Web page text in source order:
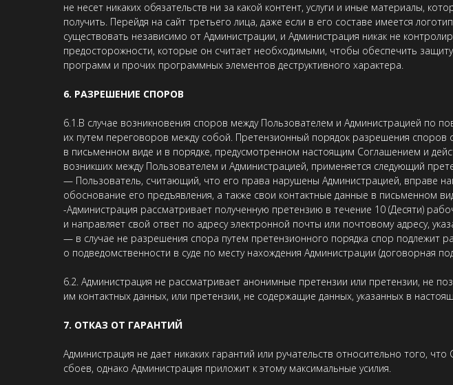
не несет никаких обязательств ни за какой контент, услуги и иные материалы,
получить. Перейдя на сайт третьего лица, даже если в его составе имеется
существовать независимо от Администрации, и Администрация никак не
предосторожности, которые он считает необходимыми, чтобы обеспечить
программ и прочих программных элементов деструктивного характера.
6. РАЗРЕШЕНИЕ СПОРОВ
6.1.В случае возникновения споров между Пользователем и Администрацией по
их путем переговоров между собой. Претензионный порядок разрешения
в письменном виде и в порядке, предусмотренном настоящим Соглашением и
возникших между Пользователем и Администрацией, применяется следующий
— Пользователь, считающий, что его права нарушены Администрацией, вправе
обоснование его предъявления, а также свои контактные данные в письменном
-Администрация рассматривает полученную претензию в течение 10 (Десяти)
и направляет свой ответ по адресу электронной почты или почтовому адресу,
— в случае не разрешения спора путем претензионного порядка спор подлежит
о подведомственности в суде по месту нахождения Администрации (договорная
6.2. Администрация не рассматривает анонимные претензии или претензии, не
им контактных данных, или претензии, не содержащие данных, указанных в
7. ОТКАЗ ОТ ГАРАНТИЙ
Администрация не дает никаких гарантий или ручательств относительно того, что
сбоев, однако Администрация приложит к этому максимальные усилия.